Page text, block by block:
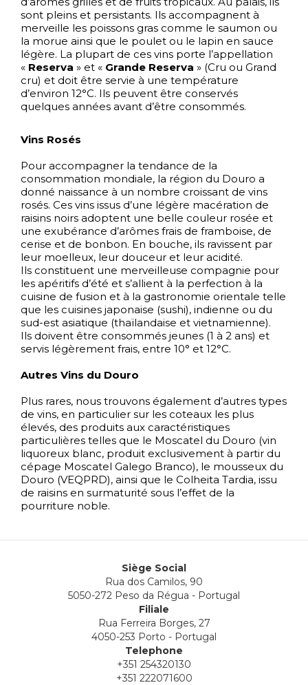
sont pleins et persistants. Ils accompagnent à
merveille les poissons gras comme le saumon ou
la morue ainsi que le poulet ou le lapin en sauce
légère. La plupart de ces vins porte l’appellation
« Reserva » et « Grande Reserva » (Cru ou Grand
cru) et doit être servie à une température
d’environ 12°C. Ils peuvent être conservés
quelques années avant d’être consommés.
Vins Rosés
Pour accompagner la tendance de la
consommation mondiale, la région du Douro a
donné naissance à un nombre croissant de vins
rosés. Ces vins issus d’une légère macération de
raisins noirs adoptent une belle couleur rosée et
une exubérance d’arômes frais de framboise, de
cerise et de bonbon. En bouche, ils ravissent par
leur moelleux, leur douceur et leur acidité.
Ils constituent une merveilleuse compagnie pour
les apéritifs d’été et s’allient à la perfection à la
cuisine de fusion et à la gastronomie orientale telle
que les cuisines japonaise (sushi), indienne ou du
sud-est asiatique (thaïlandaise et vietnamienne).
Ils doivent être consommés jeunes (1 à 2 ans) et
servis légèrement frais, entre 10° et 12°C.
Autres Vins du Douro
Plus rares, nous trouvons également d’autres types
de vins, en particulier sur les coteaux les plus
élevés, des produits aux caractéristiques
particulières telles que le Moscatel du Douro (vin
liquoreux blanc, produit exclusivement à partir du
cépage Moscatel Galego Branco), le mousseux du
Douro (VEQPRD), ainsi que le Colheita Tardia, issu
de raisins en surmaturité sous l’effet de la
pourriture noble.
Siège Social
Rua dos Camilos, 90
5050-272 Peso da Régua - Portugal
Filiale
Rua Ferreira Borges, 27
4050-253 Porto - Portugal
Telephone
+351 254320130
+351 222071600